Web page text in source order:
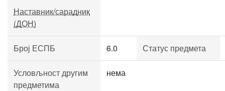
Наставник/сарадник
(ДОН)
Број ЕСПБ 6.0 Статус предмета
Условљност другим
предметима
нема